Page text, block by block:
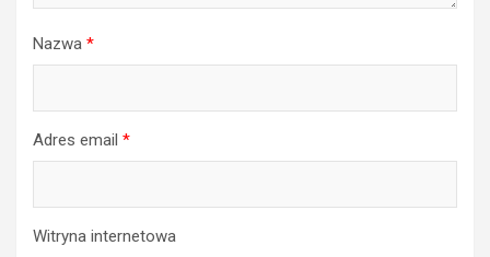
Nazwa *
Adres email *
Witryna internetowa